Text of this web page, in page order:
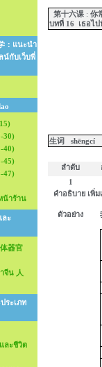
：แนะนำ
น์กับเว็บพี่
30)
40)
45)
47)
น้าร้าน
ละ
器官
จีน 人
ระเภท
ละชีวิต
第十六课 : 你
บทที่ 16
เธอไ
生词 shēngcí
ลำดับ
1
คำอธิบาย เพิ่ม
ตัวอย่าง